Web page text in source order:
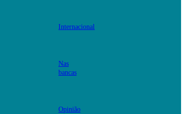
Internacional
Nas
bancas
Opinião